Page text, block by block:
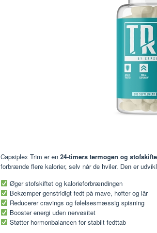
Capsiplex Trim er en 24-timers termogen og
forbrænde flere kalorier, selv når de hviler. Den er
Øger stofskiftet og kalorieforbrændingen
Bekæmper genstridigt fedt på mave, hofter og lår
Reducerer cravings og følelsesmæssig spisning
Booster energi uden nervøsitet
Støtter hormonbalancen for stabilt fedttab